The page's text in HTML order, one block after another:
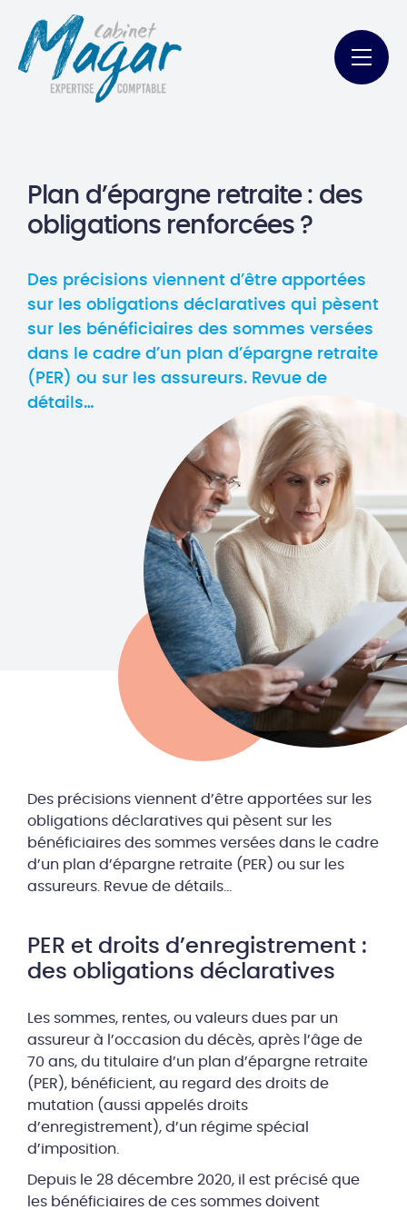
Plan d’épargne retraite : des
obligations renforcées ?
Des précisions viennent d’être apportées
sur les obligations déclaratives qui pèsent
sur les bénéficiaires des sommes versées
dans le cadre d’un plan d’épargne retraite
(PER) ou sur les assureurs. Revue de
détails…
Des précisions viennent d’être apportées sur les
obligations déclaratives qui pèsent sur les
bénéficiaires des sommes versées dans le cadre
d’un plan d’épargne retraite (PER) ou sur les
assureurs. Revue de détails…
PER et droits d’enregistrement :
des obligations déclaratives
Les sommes, rentes, ou valeurs dues par un
assureur à l’occasion du décès, après l’âge de
70 ans, du titulaire d’un plan d’épargne retraite
(PER), bénéficient, au regard des droits de
mutation (aussi appelés droits
d’enregistrement), d’un régime spécial
d’imposition.
Depuis le 28 décembre 2020, il est précisé que
les bénéficiaires de ces sommes doivent